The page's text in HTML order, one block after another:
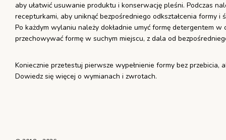
aby ułatwić usuwanie produktu i konserwację pleśni. Podczas
recepturkami, aby uniknąć bezpośredniego odkształcenia formy i
Po każdym wylaniu należy dokładnie umyć formę detergentem
przechowywać formę w suchym miejscu, z dala od
Koniecznie przetestuj pierwsze wypełnienie formy bez przebicia,
Dowiedz się więcej o wymianach i zwrotach.